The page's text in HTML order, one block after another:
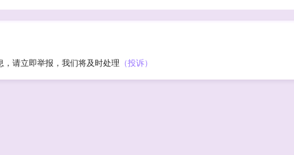
请立即举报，我们将及时处理 （投诉）